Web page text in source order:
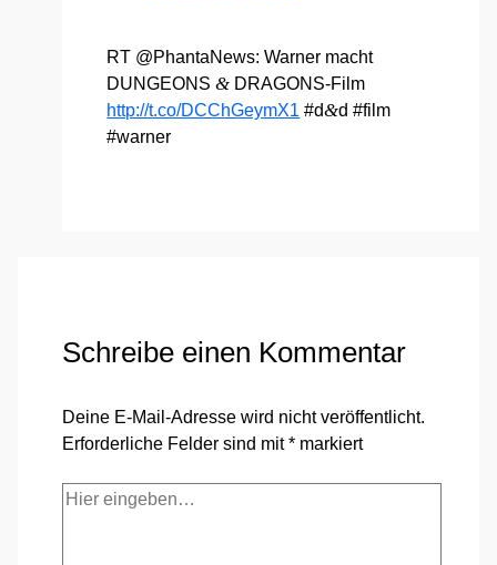
RT @PhantaNews: War­ner macht
DUNGEONS& DRA­GONS-Film
http://t.co/DCChGeymX1 #d&d #film
#war­ner
Schreibe einen Kommentar
Deine E-Mail-Adresse wird nicht veröffentlicht.
Erforderliche Felder sind mit* markiert
Hier